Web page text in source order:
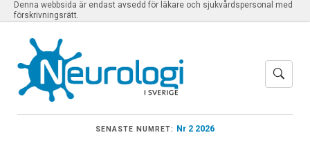
Denna webbsida är endast avsedd för läkare och sjukvårdspersonal med
förskrivningsrätt.
SENASTE NUMRET: Nr 2 2026